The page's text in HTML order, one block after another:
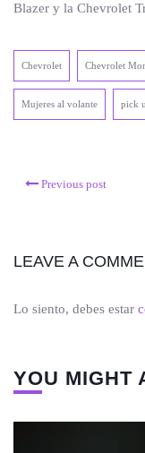
Blazer y la Chevrolet
Chevrolet Chevrolet
Mujeres al volante pick
Previous post
LEAVE A
Lo siento, debes estar
YOU MIGHT